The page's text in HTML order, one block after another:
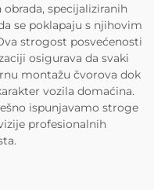
specijaliziranih
se poklapaju s njihovim
strogost posvećenosti
osigurava da svaki
montažu čvorova dok
vozila domaćina.
ispunjavamo stroge
profesionalnih